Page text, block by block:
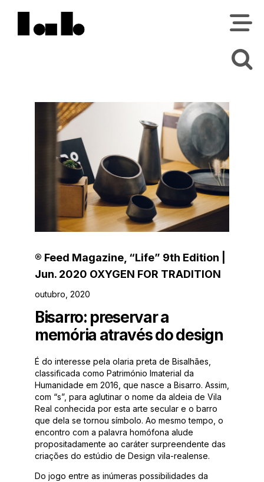
® Feed Magazine, “Life” 9th Edition |
Jun. 2020 OXYGEN FOR TRADITION
outubro, 2020
Bisarro: preservar a
memória através do design
É do interesse pela olaria preta de Bisalhães,
classificada como Património Imaterial da
Humanidade em 2016, que nasce a Bisarro. Assim,
com “s”, para aglutinar o nome da aldeia de Vila
Real conhecida por esta arte secular e o barro
que dela se tornou símbolo. Ao mesmo tempo, o
encontro com a palavra homófona alude
propositadamente ao caráter surpreendente das
criações do estúdio de Design vila-realense.
Do jogo entre as inúmeras possibilidades da